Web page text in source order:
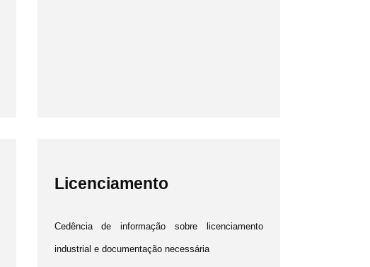
Licenciamento
Cedência de informação sobre licenciamento
industrial e documentação necessária